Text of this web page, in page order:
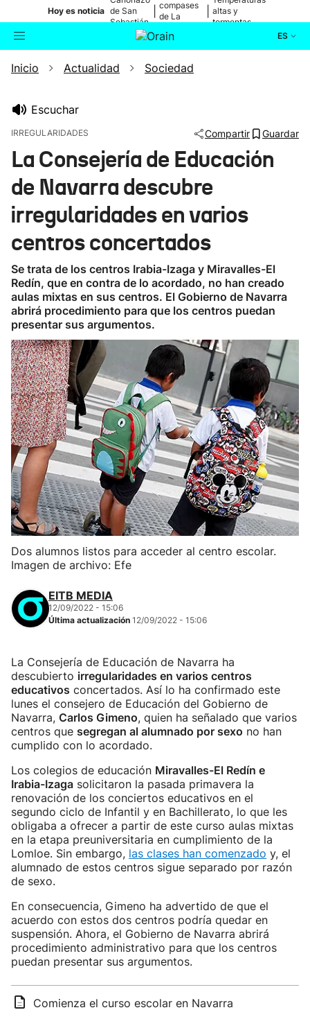
Hoy es noticia de San
Sebastián
compases
de La
altas y
tormentas
ES
Buscador Actualidad
Ikusmiran
Eguraldia
Inicio Actualidad Sociedad
Escuchar
IRREGULARIDADES Compartir Guardar
La Consejería de Educación
de Navarra descubre
irregularidades en varios
centros concertados
Se trata de los centros Irabia-Izaga y Miravalles-El
Redín, que en contra de lo acordado, no han creado
aulas mixtas en sus centros. El Gobierno de Navarra
abrirá procedimiento para que los centros puedan
presentar sus argumentos.
Dos alumnos listos para acceder al centro escolar.
Imagen de archivo: Efe
EITB MEDIA
12/09/2022 - 15:06
Última actualización 12/09/2022 - 15:06
La Consejería de Educación de Navarra ha
descubierto irregularidades en varios centros
educativos concertados. Así lo ha confirmado este
lunes el consejero de Educación del Gobierno de
Navarra, Carlos Gimeno, quien ha señalado que varios
centros que segregan al alumnado por sexo no han
cumplido con lo acordado.
Los colegios de educación Miravalles-El Redín e
Irabia-Izaga solicitaron la pasada primavera la
renovación de los conciertos educativos en el
segundo ciclo de Infantil y en Bachillerato, lo que les
obligaba a ofrecer a partir de este curso aulas mixtas
en la etapa preuniversitaria en cumplimiento de la
Lomloe. Sin embargo, las clases han comenzado y, el
alumnado de estos centros sigue separado por razón
de sexo.
En consecuencia, Gimeno ha advertido de que el
acuerdo con estos dos centros podría quedar en
suspensión. Ahora, el Gobierno de Navarra abrirá
procedimiento administrativo para que los centros
puedan presentar sus argumentos.
Comienza el curso escolar en Navarra